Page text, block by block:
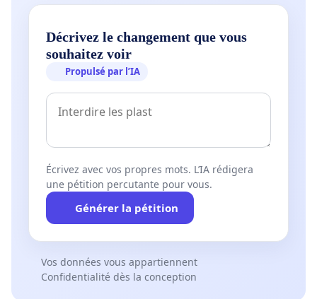
Décrivez le changement que vous
souhaitez voir
Propulsé par l’IA
Écrivez avec vos propres mots. L’IA rédigera
une pétition percutante pour vous.
Générer la pétition
Vos données vous appartiennent
Confidentialité dès la conception